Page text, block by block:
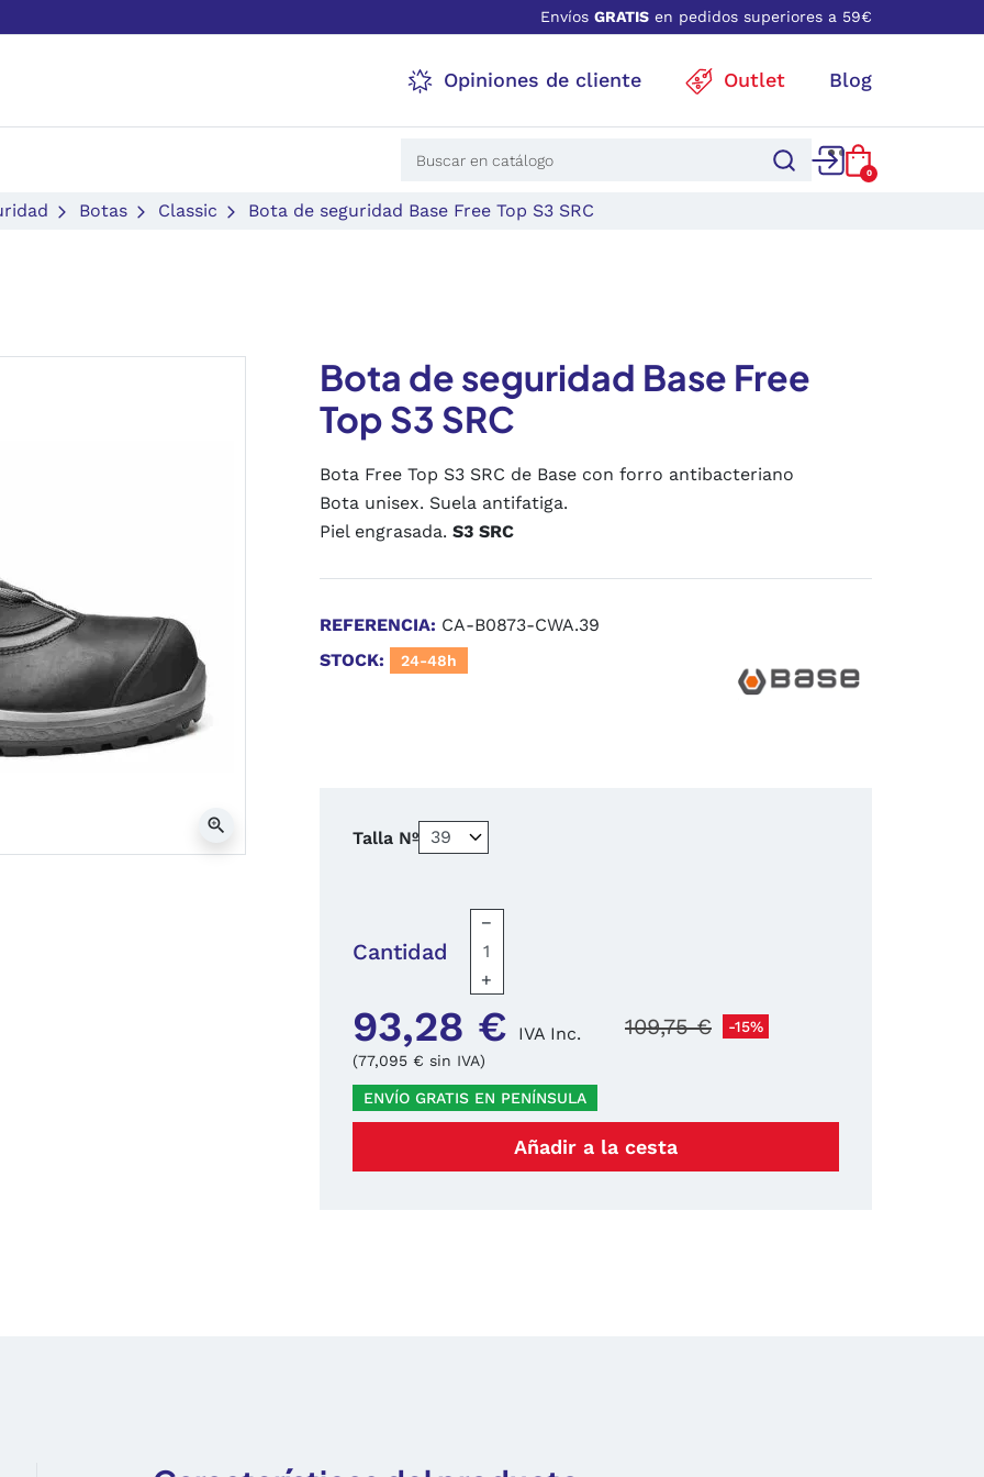
Envíos GRATIS en pedidos superiores a 59€
Opiniones de cliente Outlet Blog
0
Botas Classic Bota de seguridad Base Free Top S3 SRC
zoom_in
Bota de seguridad Base Free
Top S3 SRC
Bota Free Top S3 SRC de Base con forro antibacteriano
Bota unisex. Suela antifatiga.
Piel engrasada. S3 SRC
REFERENCIA: CA-B0873-CWA.39
STOCK:
24-48h
Talla Nº
Cantidad
−
+
93,28 € IVA Inc. 109,75 €
-15%
(77,095 € sin IVA)
ENVÍO GRATIS EN PENÍNSULA
Añadir a la cesta